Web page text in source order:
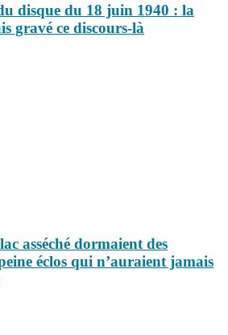
disque du 18 juin 1940 : la
gravé ce discours-là
asséché dormaient des
éclos qui n’auraient jamais